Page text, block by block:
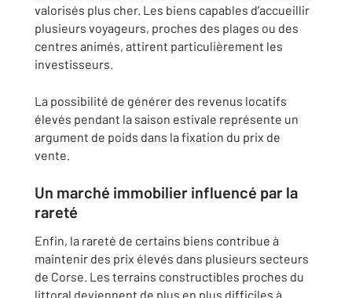
valorisés plus cher. Les biens capables d’accueillir
plusieurs voyageurs, proches des plages ou des
centres animés, attirent particulièrement les
investisseurs.
La possibilité de générer des revenus locatifs
élevés pendant la saison estivale représente un
argument de poids dans la fixation du prix de
vente.
Un marché immobilier influencé par la
rareté
Enfin, la rareté de certains biens contribue à
maintenir des prix élevés dans plusieurs secteurs
de Corse. Les terrains constructibles proches du
littoral deviennent de plus en plus difficiles à